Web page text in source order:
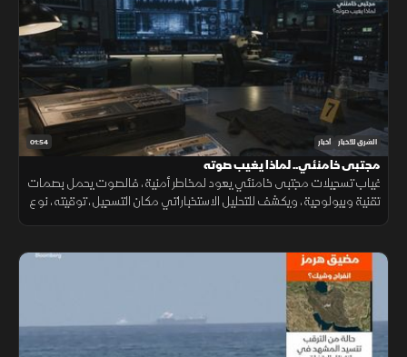
01:54 الشرق للأخبار أخبار
مجتبى خامنئي.. لماذا يغيب صوته
غياب تسجيلات مجتبى خامنئي يعود لمخاطر أمنية، فالصوت يحمل بصمات
تقنية وبيولوجية، ويكشف للتحليل الاستخباراتي مكان التسجيل، توقيته، نوع